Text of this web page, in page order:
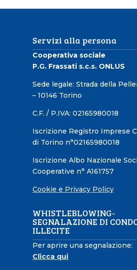
Servizi alla persona
Cooperativa sociale
P.G. Frassati s.c.s. ONLUS
Sede legale: Strada della
– 10146 Torino
C.F. / P.IVA: 02165980018
Iscrizione Registro Imprese
di Torino n°02165980018
Iscrizione Albo Nazionale
Cooperative n° A161757
Cookie e Privacy Policy
WHISTLEBLOWING-
SEGNALAZIONE DI
ILLECITE
Per aprire una segnalazione:
Clicca qui